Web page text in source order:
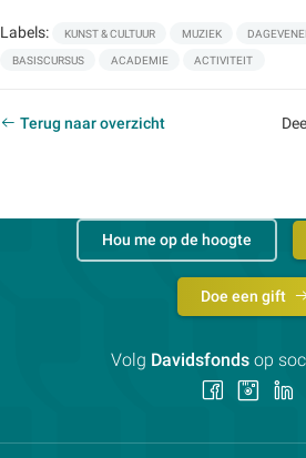
Labels: KUNST & CULTUUR MUZIEK
BASISCURSUS ACADEMIE ACTIVITEIT
Terug naar overzicht
Hou me op de hoogte
Doe een gift
Volg Davidsfondsop
Volg Volg